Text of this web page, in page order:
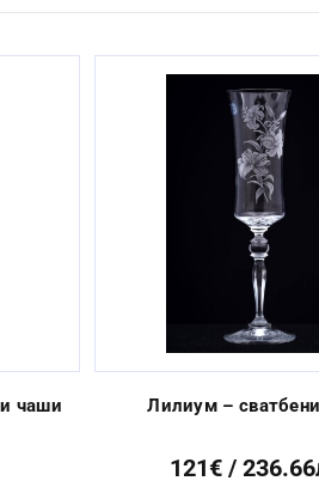
чаши Лилиум –
121€ /